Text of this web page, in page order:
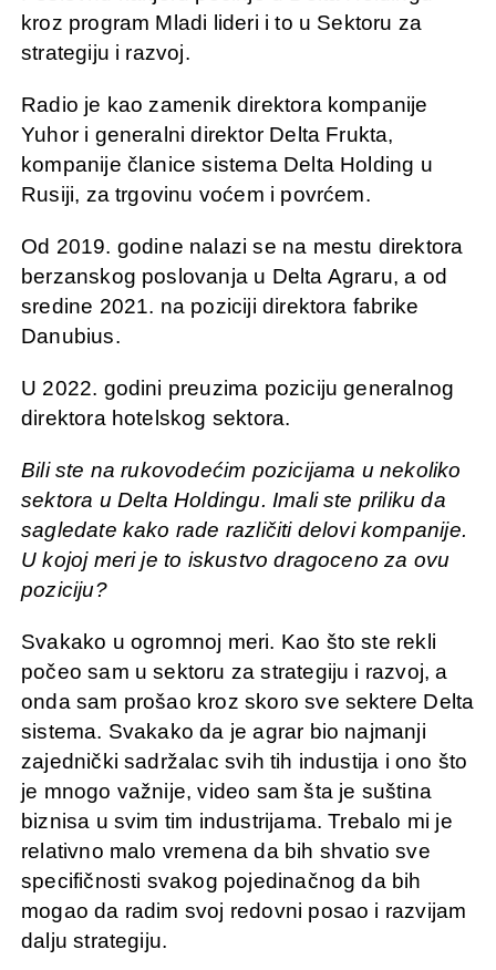
kroz program Mladi lideri i to u Sektoru za
strategiju i razvoj.
Radio je kao zamenik direktora kompanije
Yuhor i generalni direktor Delta Frukta,
kompanije članice sistema Delta Holding u
Rusiji, za trgovinu voćem i povrćem.
Od 2019. godine nalazi se na mestu direktora
berzanskog poslovanja u Delta Agraru, a od
sredine 2021. na poziciji direktora fabrike
Danubius.
U 2022. godini preuzima poziciju generalnog
direktora hotelskog sektora.
Bili ste na rukovodećim pozicijama u nekoliko
sektora u Delta Holdingu. Imali ste priliku da
sagledate kako rade različiti delovi kompanije.
U kojoj meri je to iskustvo dragoceno za ovu
poziciju?
Svakako u ogromnoj meri. Kao što ste rekli
počeo sam u sektoru za strategiju i razvoj, a
onda sam prošao kroz skoro sve sektere Delta
sistema. Svakako da je agrar bio najmanji
zajednički sadržalac svih tih industija i ono što
je mnogo važnije, video sam šta je suština
biznisa u svim tim industrijama. Trebalo mi je
relativno malo vremena da bih shvatio sve
specifičnosti svakog pojedinačnog da bih
mogao da radim svoj redovni posao i razvijam
dalju strategiju.